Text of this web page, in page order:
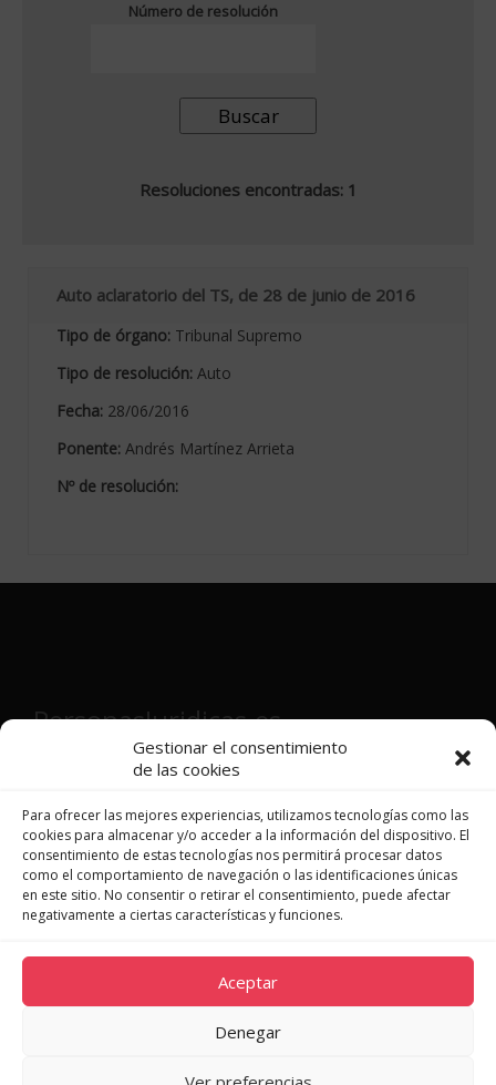
Gestionar el consentimiento
de las cookies
Para ofrecer las mejores experiencias, utilizamos tecnologías como las
cookies para almacenar y/o acceder a la información del dispositivo. El
consentimiento de estas tecnologías nos permitirá procesar datos
como el comportamiento de navegación o las identificaciones únicas
en este sitio. No consentir o retirar el consentimiento, puede afectar
negativamente a ciertas características y funciones.
Aceptar
Denegar
Número de resolución
Resoluciones encontradas: 1
Auto aclaratorio del TS, de 28 de junio de 2016
Tipo de órgano: Tribunal Supremo
Tipo de resolución: Auto
Fecha: 28/06/2016
Ponente: Andrés Martínez Arrieta
Nº de resolución:
PersonasJuridicas.es
Director y fundador:
Patón
JURISPRUDENCIA
DOCTRINA